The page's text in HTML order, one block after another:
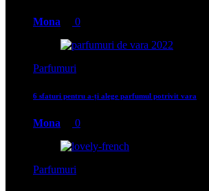
Mona 0
Parfumuri
6 sfaturi pentru a-ți alege parfumul potrivit vara
Mona 0
Parfumuri